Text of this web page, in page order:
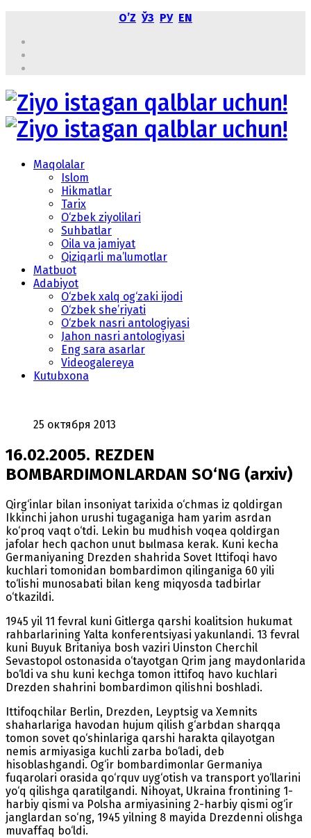
OʼZ ЎЗ РУ EN
Maqolalar
Islom
Hikmatlar
Tarix
O‘zbek ziyolilari
Suhbatlar
Oila va jamiyat
Qiziqarli ma’lumotlar
Matbuot
Adabiyot
O‘zbek xalq og‘zaki ijodi
O‘zbek she’riyati
O‘zbek nasri antologiyasi
Jahon nasri antologiyasi
Eng sara asarlar
Videogalereya
Kutubxona
25 октября 2013
16.02.2005. REZDEN
BOMBARDIMONLARDAN SO‘NG (arxiv)
Qirg‘inlar bilan insoniyat tarixida o‘chmas iz qoldirgan
Ikkinchi jahon urushi tugaganiga ham yarim asrdan
ko‘proq vaqt o‘tdi. Lekin bu mudhish voqea qoldirgan
jafolar hech qachon unut bыlmasa kerak. Kuni kecha
Germaniyaning Drezden shahrida Sovet Ittifoqi havo
kuchlari tomonidan bombardimon qilinganiga 60 yili
to‘lishi munosabati bilan keng miqyosda tadbirlar
o‘tkazildi.
1945 yil 11 fevral kuni Gitlerga qarshi koalitsion hukumat
rahbarlarining Yalta konferentsiyasi yakunlandi. 13 fevral
kuni Buyuk Britaniya bosh vaziri Uinston Cherchil
Sevastopol ostonasida o‘tayotgan Qrim jang maydonlarida
bo‘ldi va shu kuni kechga tomon ittifoq havo kuchlari
Drezden shahrini bombardimon qilishni boshladi.
Ittifoqchilar Berlin, Drezden, Leyptsig va Xemnits
shaharlariga havodan hujum qilish g‘arbdan sharqqa
tomon sovet qo‘shinlariga qarshi harakta qilayotgan
nemis armiyasiga kuchli zarba bo‘ladi, deb
hisoblashgandi. Og‘ir bombardimonlar Germaniya
fuqarolari orasida qo‘rquv uyg‘otish va transport yo‘llarini
yo‘q qilishga qaratilgandi. Nihoyat, Ukraina frontining 1-
harbiy qismi va Polsha armiyasining 2-harbiy qismi og‘ir
janglardan so‘ng, 1945 yilning 8 mayida Drezdenni olishga
muvaffaq bo‘ldi.